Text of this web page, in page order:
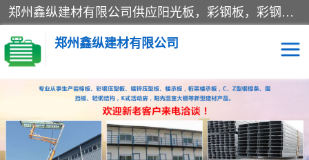
郑州鑫纵建材有限公司供应阳光板，彩钢板，彩钢钢构工程是一家集生产销售租赁安装于一体的企业，主要生产PC采光板，耐力板，仿古琉璃采光板，岩棉板、彩钢压型板、镀锌压型板、桁架楼承板，C、Z型钢檩条、围挡板、轻钢结构，阳光温室大棚等新型建材产品。公司旗下有多台移动式高空压瓦机租赁，承接全国各地业务，专业对外租赁各种型号压瓦机。
郑州鑫纵建材有限公司
高空瓦机租赁 ASA合成树脂仿古瓦
CZ型钢 FRP采光板